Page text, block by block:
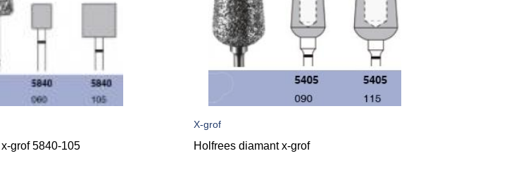
grof 5840-105
X-grof
Holfrees diamant x-grof